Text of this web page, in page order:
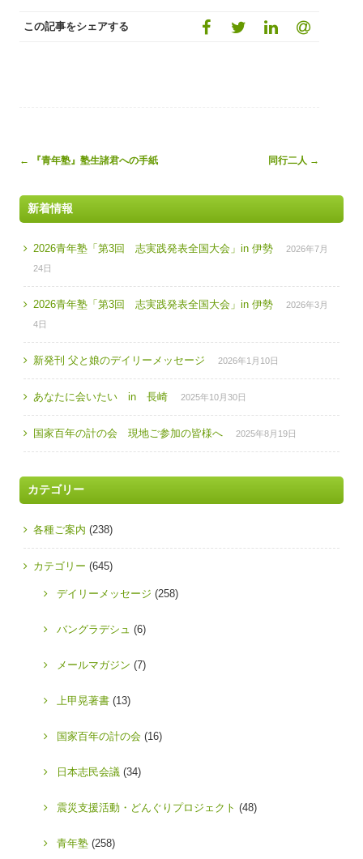
この記事をシェアする
Post
← 『青年塾』塾生諸君への手紙 同行二人 →
新着情報
2026青年塾「第3回 志実践発表全国大会」in 伊勢
2026年7月
24日
2026青年塾「第3回 志実践発表全国大会」in 伊勢
2026年3月
4日
新発刊 父と娘のデイリーメッセージ 2026年1月10日
あなたに会いたい in 長崎 2025年10月30日
国家百年の計の会 現地ご参加の皆様へ 2025年8月19日
カテゴリー
各種ご案内 (238)
カテゴリー (645)
デイリーメッセージ (258)
バングラデシュ (6)
メールマガジン (7)
上甲晃著書 (13)
国家百年の計の会 (16)
日本志民会議 (34)
震災支援活動・どんぐりプロジェクト (48)
青年塾 (258)